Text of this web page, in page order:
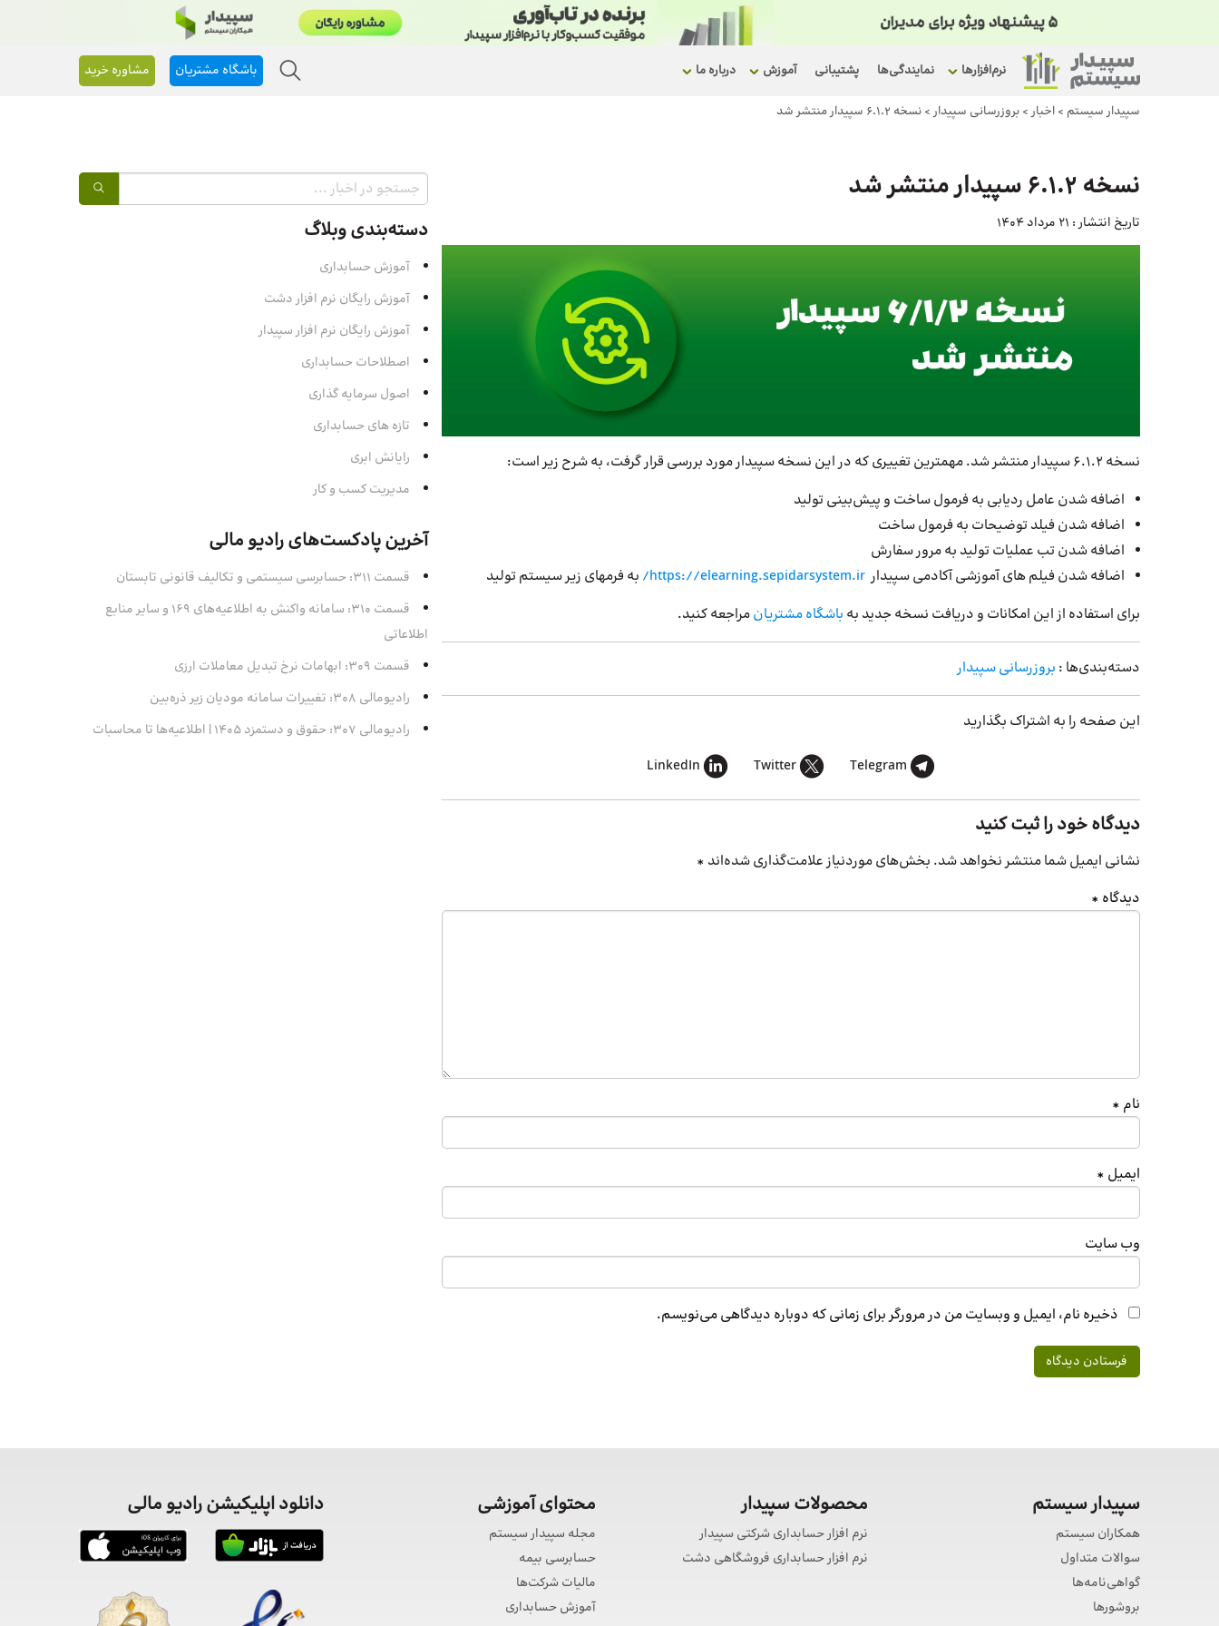
باشگاه مشتریان مشاوره خرید نرم‌افزارها نمایندگی‌ها پشتیبانی آموزش درباره ما
سپیدار سیستم > اخبار> بروزرسانی سپیدار> نسخه 6.1.2 سپیدار منتشر شد
نسخه 6.1.2 سپیدار منتشر شد
تاریخ انتشار : 21 مرداد 1404
نسخه 6.1.2 سپیدار منتشر شد. مهمترین تغییری که در این نسخه سپیدار مورد بررسی قرار گرفت، به شرح زیر است:
اضافه شدن عامل ردیابی به فرمول ساخت و پیش‌بینی تولید
اضافه شدن فیلد توضیحات به فرمول ساخت
اضافه شدن تب عملیات تولید به مرور سفارش
اضافه شدن فیلم های آموزشی آکادمی سپیدارhttps://elearning.sepidarsystem.ir/ به فرمهای زیر سیستم تولید
برای استفاده از این امکانات و دریافت نسخه جدید به باشگاه مشتریانمراجعه کنید.
دسته‌بندی‌ها : بروزرسانی سپیدار
این صفحه را به اشتراک بگذارید
Telegram
Twitter
LinkedIn
دیدگاه خود را ثبت کنید
نشانی ایمیل شما منتشر نخواهد شد. بخش‌های موردنیاز علامت‌گذاری شده‌اند *
دیدگاه *
نام *
ایمیل *
وب‌ سایت
ذخیره نام، ایمیل و وبسایت من در مرورگر برای زمانی که دوباره دیدگاهی می‌نویسم.
دسته‌بندی وبلاگ
آموزش حسابداری
آموزش رایگان نرم افزار دشت
آموزش رایگان نرم افزار سپیدار
اصطلاحات حسابداری
اصول سرمایه‌ گذاری
تازه های حسابداری
رایانش ابری
مدیریت کسب و کار
آخرین پادکست‌های رادیو مالی
قسمت 311: حسابرسی سیستمی و تکالیف قانونی تابستان
قسمت 310: سامانه واکنش به اطلاعیه‌های 169 و سایر منابع
اطلاعاتی
قسمت 309: ابهامات نرخ تبدیل معاملات ارزی
رادیومالی 308: تغییرات سامانه مودیان زیر ذره‌بین
رادیومالی 307: حقوق و دستمزد 1405 | اطلاعیه‌ها تا محاسبات
سپیدار سیستم
همکاران سیستم
سوالات متداول
گواهی‌نامه‌ها
بروشورها
محصولات سپیدار
نرم افزار حسابداری شرکتی سپیدار
نرم افزار حسابداری فروشگاهی دشت
محتوای آموزشی
مجله سپیدار سیستم
حسابرسی بیمه
مالیات شرکت‌ها
آموزش حسابداری
دانلود اپلیکیشن رادیو مالی